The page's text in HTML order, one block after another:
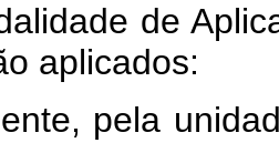
de
aplicados:
pela